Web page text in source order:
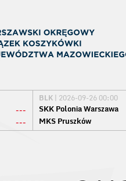
---
---
BLK | 2026-09-26 00:00
SKK Polonia Warszawa
MKS Pruszków